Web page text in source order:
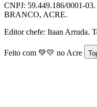
CNPJ: 59.449.186/0001-
BRANCO, ACRE.
Editor chefe: Itaan Arruda.
Feito com 💚💛 no Acre